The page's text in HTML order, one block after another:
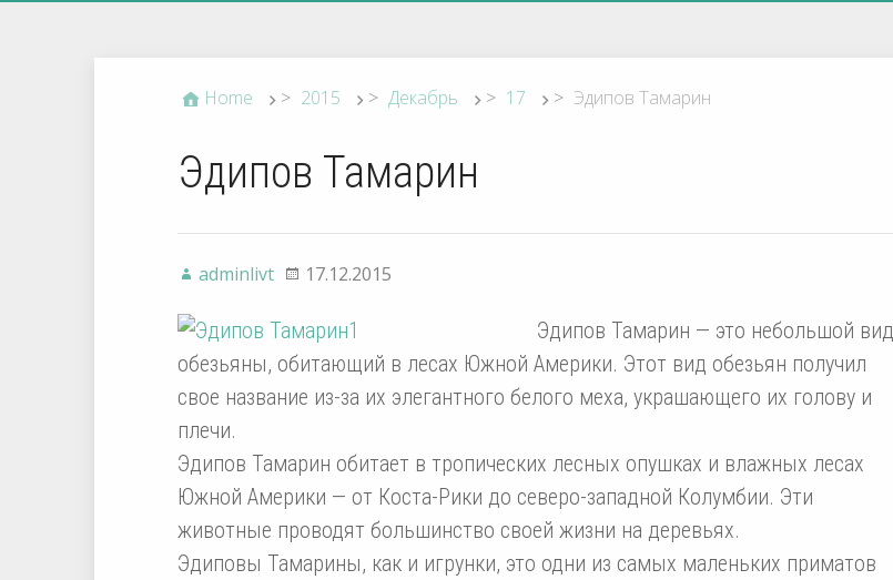
Home > 2015 > Декабрь > 17 > Эдипов Тамарин
Эдипов Тамарин
adminlivt 17.12.2015
Эдипов Тамарин — это небольшой вид
обезьяны, обитающий в лесах Южной Америки. Этот вид обезьян получил
свое название из-за их элегантного белого меха, украшающего их голову и
плечи.
Эдипов Тамарин обитает в тропических лесных опушках и влажных лесах
Южной Америки — от Коста-Рики до северо-западной Колумбии. Эти
животные проводят большинство своей жизни на деревьях.
Эдиповы Тамарины, как и игрунки, это одни из самых маленьких приматов